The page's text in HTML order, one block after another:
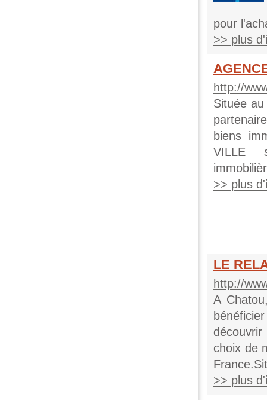
pour
>> plus
http://
Située
biens
VILLE
>> plus
LE
http://
A
choix de
>> plus